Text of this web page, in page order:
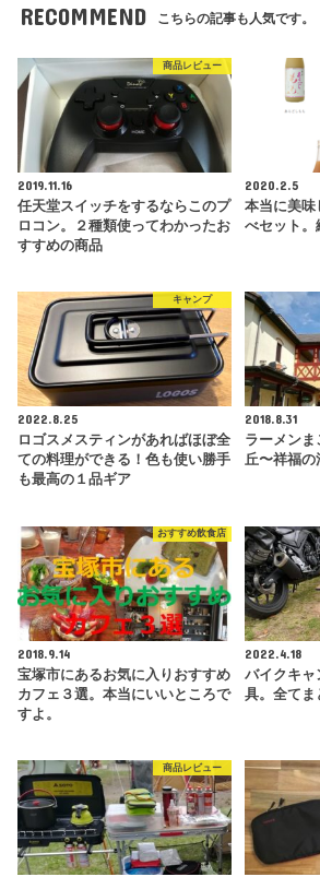
RECOMMEND こちらの記事も人気です。
商品レビュー
2019.11.16
任天堂スイッチをするならこのプ
ロコン。２種類使ってわかったお
すすめの商品
2020.2.5
本当に美味
べセット。
キャンプ
2022.8.25
ロゴスメスティンがあればほぼ全
ての料理ができる！色も使い勝手
も最高の１品ギア
2018.8.31
ラーメン
丘〜祥福の
おすすめ飲食店
2018.9.14
宝塚市にあるお気に入りおすすめ
カフェ３選。本当にいいところで
すよ。
2022.4.18
バイクキャ
具。全てま
商品レビュー